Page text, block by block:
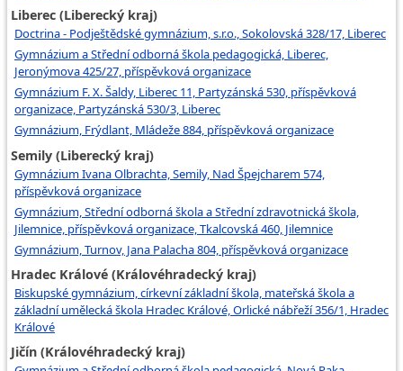
Liberec (Liberecký kraj)
Doctrina - Podještědské gymnázium, s.r.o., Sokolovská 328/17, Liberec
Gymnázium a Střední odborná škola pedagogická, Liberec,
Jeronýmova 425/27, příspěvková organizace
Gymnázium F. X. Šaldy, Liberec 11, Partyzánská 530, příspěvková
organizace, Partyzánská 530/3, Liberec
Gymnázium, Frýdlant, Mládeže 884, příspěvková organizace
Semily (Liberecký kraj)
Gymnázium Ivana Olbrachta, Semily, Nad Špejcharem 574,
příspěvková organizace
Gymnázium, Střední odborná škola a Střední zdravotnická škola,
Jilemnice, příspěvková organizace, Tkalcovská 460, Jilemnice
Gymnázium, Turnov, Jana Palacha 804, příspěvková organizace
Hradec Králové (Královéhradecký kraj)
Biskupské gymnázium, církevní základní škola, mateřská škola a
základní umělecká škola Hradec Králové, Orlické nábřeží 356/1, Hradec
Králové
Jičín (Královéhradecký kraj)